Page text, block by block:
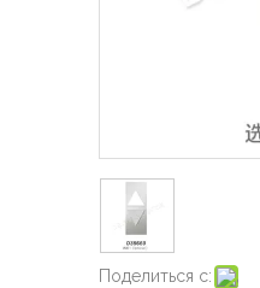
Поделиться с: